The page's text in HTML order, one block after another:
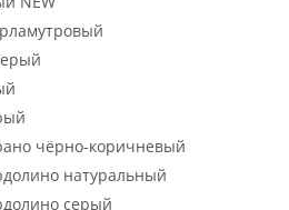
чёрно-коричневый
натуральный
серый